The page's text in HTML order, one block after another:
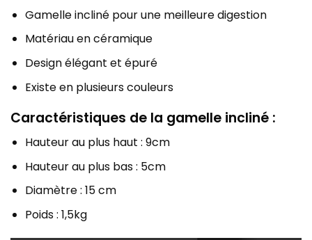
Gamelle incliné pour une meilleure digestion
Matériau en céramique
Design élégant et épuré
Existe en plusieurs couleurs
Caractéristiques de la gamelle incliné :
Hauteur au plus haut : 9cm
Hauteur au plus bas : 5cm
Diamètre : 15 cm
Poids : 1,5kg